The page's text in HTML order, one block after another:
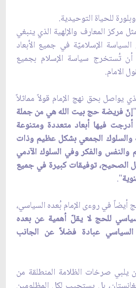
للحياة التوحيدية.
مركز المعارف والإلهية الذي ينبغي
الإسلاميّة في جميع الأبعاد
أن تُستخرج سياسة الإسلام بجميع
الامام.
يواصل بحق نهج الإمام قولاً مماثلاً
إنّ فريضة حج بيت الله هي من جملة
أدرجت فيها أبعاد متعددة ومتنوعة
والسلوك الجمعي بشكل عظيم وذات
والفكر وفي السلوك الآدمي
الصحيح، توفيقات كبيرة في جميع
".
في روءى الإمام بُعده السياسي،
للحج لا يقلّ أهمية عن بعده
السياسي عبادة فضلاً عن الجانب
صرخات الظلامة المنطلقة من